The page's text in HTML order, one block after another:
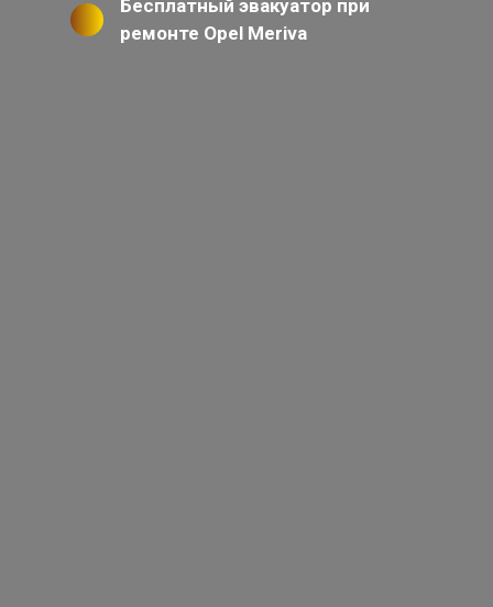
Бесплатный эвакуатор при
ремонте Opel Meriva